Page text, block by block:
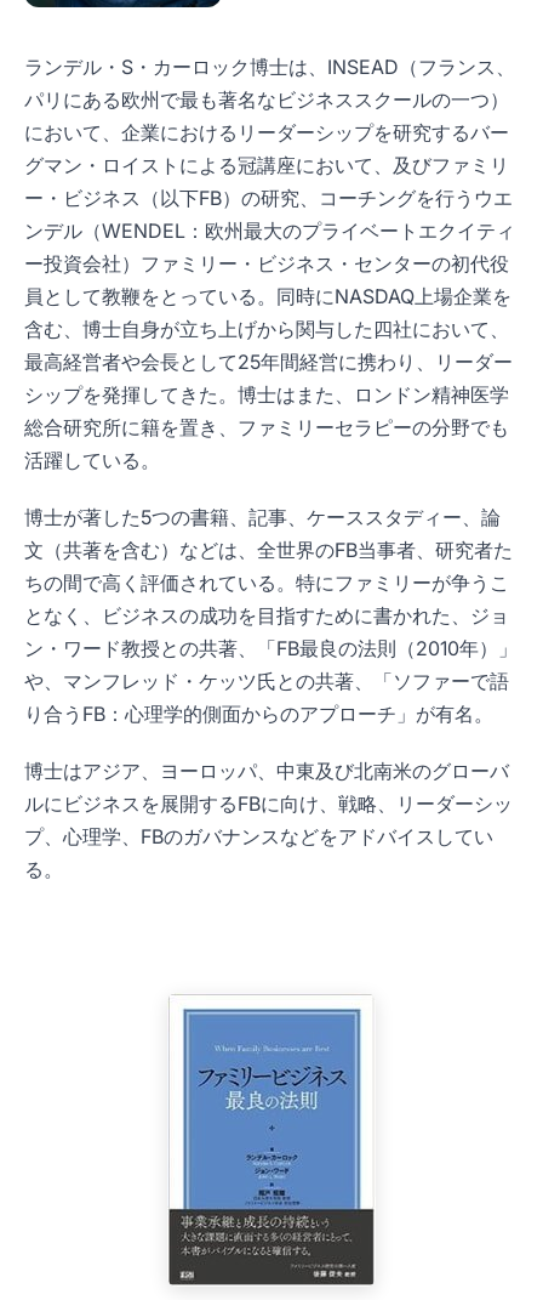
ランデル・S・カーロック博士は、INSEAD（フランス、
パリにある欧州で最も著名なビジネススクールの一つ）
において、企業におけるリーダーシップを研究するバー
グマン・ロイストによる冠講座において、及びファミリ
ー・ビジネス（以下FB）の研究、コーチングを行うウエ
ンデル（WENDEL：欧州最大のプライベートエクイティ
ー投資会社）ファミリー・ビジネス・センターの初代役
員として教鞭をとっている。同時にNASDAQ上場企業を
含む、博士自身が立ち上げから関与した四社において、
最高経営者や会長として25年間経営に携わり、リーダー
シップを発揮してきた。博士はまた、ロンドン精神医学
総合研究所に籍を置き、ファミリーセラピーの分野でも
活躍している。
博士が著した5つの書籍、記事、ケーススタディー、論
文（共著を含む）などは、全世界のFB当事者、研究者た
ちの間で高く評価されている。特にファミリーが争うこ
となく、ビジネスの成功を目指すために書かれた、ジョ
ン・ワード教授との共著、「FB最良の法則（2010年）」
や、マンフレッド・ケッツ氏との共著、「ソファーで語
り合うFB：心理学的側面からのアプローチ」が有名。
博士はアジア、ヨーロッパ、中東及び北南米のグローバ
ルにビジネスを展開するFBに向け、戦略、リーダーシッ
プ、心理学、FBのガバナンスなどをアドバイスしてい
る。